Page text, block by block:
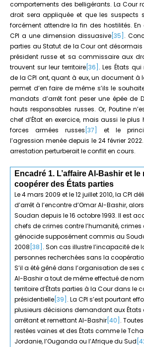
comportements des belligérants. La Cour
droit sera appliquée et que les suspects
forcément attendre la fin des hostilités. En
CPI a une dimension dissuasive [35] .
parties au Statut de la Cour ont désormais
président russe et sa commissaire aux
trouvent sur leur territoire[36] . Les États
de la CPI ont, quant à eux, un document à
permet d’en faire de même s’ils le
mandats d’arrêt font peser une épée de
hauts responsables russes. Or, Poutine
chef d’État en exercice, mais aussi le
forces armées russes [37]
et le
l’agression menée depuis le 24 février
arrestation perturberait le conflit en cours.
Encadré 1. L’affaire Al-Bashir et le
coopérer des États parties
Le 4 mars 2009 et le 12 juillet 2010, la CPI
d’arrêt à l’encontre d’Omar Al-Bashir,
Soudan depuis le 16 octobre 1993. Il est
chefs de crimes contre l’humanité, crimes
génocide supposément commis au
2008 [38] . Son cas illustre l’incapacité de
personnes recherchées sans la
S’il a été gêné dans l’organisation de
Al-Bashir a tout de même effectué de
territoire d’États parties à la Cour dans le
présidentielle [39] . La CPI s’est pourtant
plusieurs décisions demandant aux États
arrêtant et remettant Al-Bashir [40] .
restées vaines et des États comme le
Jordanie, l’Ouganda ou l’Afrique du Sud